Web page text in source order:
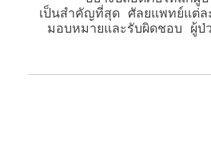
เป็นสำคัญที่สุด ศัลยแพทย์แต่ล
มอบหมายและรับผิดชอบ ผู้ป่